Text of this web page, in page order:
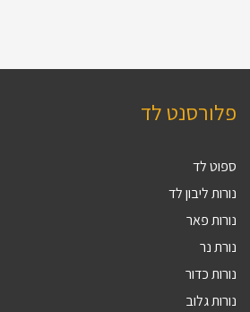
פלורסנט לד
ספוט לד
נורות ליבון לד
נורות פאר
נורת נר
נורות כדור
נורות גלוב